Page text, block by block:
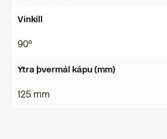
Vinkill
90°
Ytra þvermál kápu (mm)
125 mm